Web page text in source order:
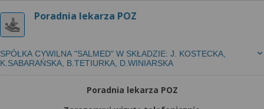
Poradnia lekarza POZ
SPÓŁKA CYWILNA "SALMED" W SKŁADZIE: J. KOSTECKA,
K.SABARAŃSKA, B.TETIURKA, D.WINIARSKA
Poradnia lekarza POZ